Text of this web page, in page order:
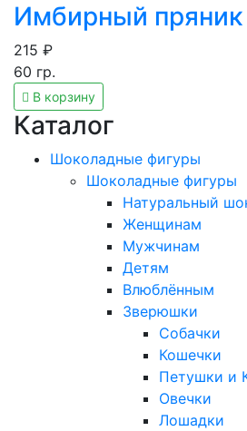
Имбирный
215 ₽
60 гр.
В корзину
Каталог
Шоколадные фигуры
Шоколадные фигуры
Натуральный
Женщинам
Мужчинам
Детям
Влюблённым
Зверюшки
Собачки
Кошечки
Петушки и
Овечки
Лошадки